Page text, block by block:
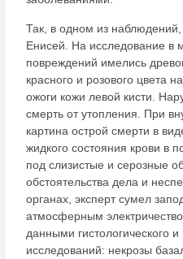
Так, в одном из
Енисей. На исследование в
повреждений имелись
красного и розового цвета
ожоги кожи левой кисти.
смерть от утопления. При
картина острой смерти в
жидкого состояния крови в
под слизистые и серозные
обстоятельства дела и
органах, эксперт сумел
атмосферным
данными гистологического
исследований: некрозы